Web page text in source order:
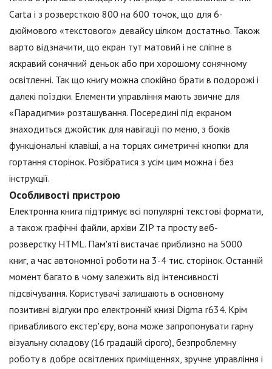
Carta і з розверсткою 800 на 600 точок, що для 6-
дюймового «текстового» девайсу цілком достатньо. Також
варто відзначити, що екран тут матовий і не сліпне в
яскравий сонячний деньок або при хорошому сонячному
освітленні. Так що книгу можна спокійно брати в подорожі і
далекі поїздки. Елементи управління мають звичне для
«Парадигми» розташування. Посередині під екраном
знаходиться джойстик для навігації по меню, з боків
функціональні клавіші, а на торцях симетричні кнопки для
гортання сторінок. Розібратися з усім цим можна і без
інструкції.
Особливості пристрою
Електронна книга підтримує всі популярні текстові формати,
а також графічні файли, архіви ZIP та просту веб-
розверстку HTML. Пам'яті вистачає приблизно на 5000
книг, а час автономної роботи на 3-4 тис. сторінок. Останній
момент багато в чому залежить від інтенсивності
підсвічування. Користувачі залишають в основному
позитивні відгуки про електронній книзі Digma r634. Крім
привабливого екстер'єру, вона може запропонувати гарну
візуальну складову (16 градацій сірого), безпроблемну
роботу в добре освітлених приміщеннях, зручне управління і